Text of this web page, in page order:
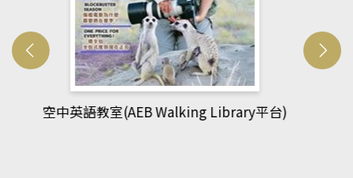
網管人(kono平台)